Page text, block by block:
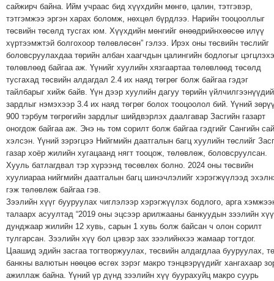
сайжирч байна. Ийм учраас бид хүүхдийн мөнгө, цалин, тэтгэвэр,
тэтгэмжээ эргэн харах боломж, нөхцөл бүрдлээ. Нарийн тооцооллыг
төсвийн төсөлд тусгах юм. Хүүхдийн мөнгийг өнөөдрийнхөөсөө илүү
хүртээмжтэй болгохоор төлөвлөсөн” гэлээ. Ирэх оны төсвийн төслийг
боловсруулахдаа төрийн албан хаагчдын цалингийн бодлогыг
төлөвлөөд байгаа аж. Үүнийг хуулийн хязгаартаа төлөвлөөд төсөлд
тусгахад төсвийн алдагдал 2.4 их наяд төгрөг болж байгаа гэдэг
тайлбарыг хийж байв. Үүн дээр хуулийн дагуу төрийн
зардлыг нэмэхээр 3.4 их наяд төгрөг болох тооцоолол бий. Үүний
900 тэрбум төгрөгийн зардлыг шийдвэрлэх даалгавар Засгийн газарт
оногдож байгаа аж. Энэ нь том сорилт болж байгаа гэдгийг Сангийн
хэлсэн. Үүний зэрэгцээ Нийгмийн даатгалын багц хуулийн төслийг
газар хоёр жилийн хугацаанд нягт тооцож, төлөвлөж, боловсруулсан.
Хууль батлагдвал тэр хүрээнд төсөвлөх болно. 2024 оны төсвийн
хуулиараа нийгмийн даатгалын багц шинэчлэлийг хэрэгжүүлээд
гэж төлөвлөж байгаа гэв.
Зээлийн хүүг бууруулах чиглэлээр хэрэгжүүлэх бодлого, арга
талаарх асуултад “2019 оны эцсээр арилжааны банкуудын зээлийн хүү
дунджаар жилийн 12 хувь, сарын 1 хувь болж байсан ч олон сорилт
тулгарсан. Зээлийн хүү бол цэвэр зах зээлийнхээ жамаар тогтдог.
Цаашид эдийн засгаа тогтворжуулах, төсвийн алдагдлаа бууруулах,
банкны валютын нөөцөө өсгөх зэрэг макро тэнцвэрүүдийг хангахаар
ажиллаж байна. Үүний үр дүнд зээлийн хүү буурахуйц макро суурь